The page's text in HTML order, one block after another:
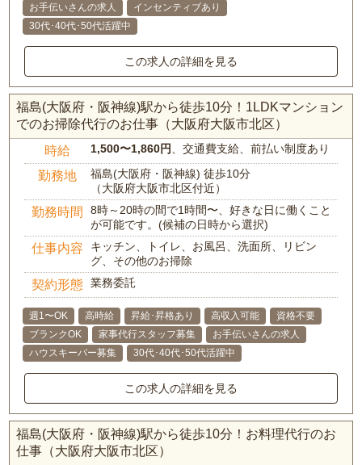
お手伝いさんの求人
インセンティブあり
30代･40代･50代活躍中
この求人の詳細を見る
福島(大阪府・阪神線)駅から徒歩10分！1LDKマンション
でのお掃除代行のお仕事（大阪府大阪市北区）
時給 1,500〜1,860円 、交通費支給、前払い制度あり
勤務地
福島(大阪府・阪神線) 徒歩10分
（大阪府大阪市北区付近）
勤務時間
8時～20時の間で1時間〜、好きな日に働くこと
が可能です。(候補の日時から選択)
仕事内容
キッチン、トイレ、お風呂、洗面所、リビン
グ、その他のお掃除
契約形態 業務委託
週1〜OK 高時給 昇給･昇格あり 高収入可能
資格不要
ブランクOK
家事代行スタッフ募集
お手伝いさんの求人
ハウスキーパー募集
30代･40代･50代活躍中
この求人の詳細を見る
福島(大阪府・阪神線)駅から徒歩10分！お料理代行のお
仕事（大阪府大阪市北区）